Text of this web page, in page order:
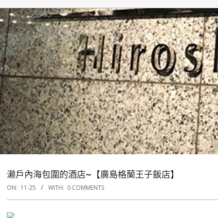
濑戶內海包圍的酒店~【廣島格蘭王子飯店】
ON: 11-25 WITH: 0 COMMENTS